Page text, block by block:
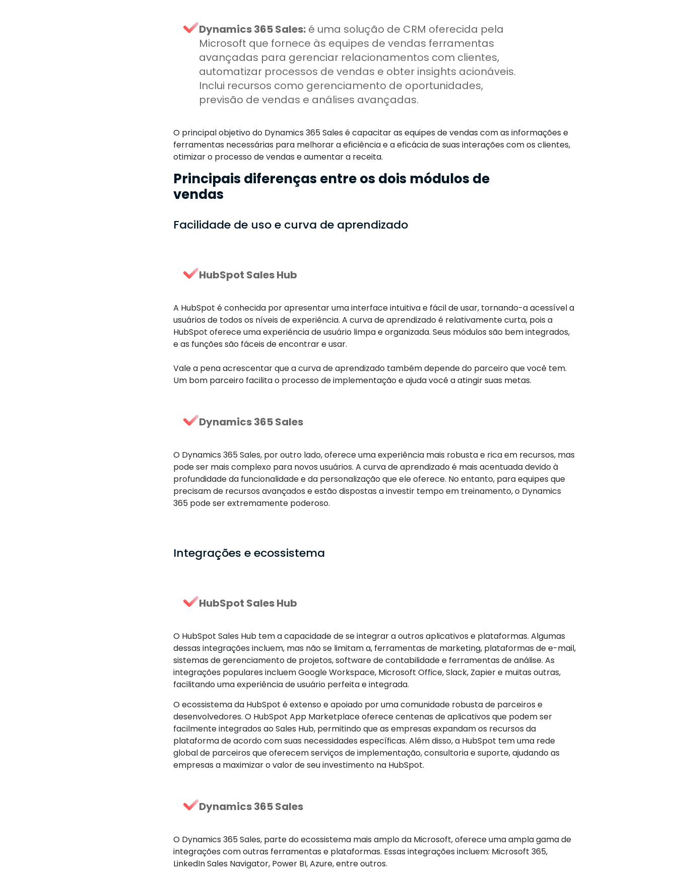
Dynamics 365 Sales: é uma solução de CRM oferecida pela
Microsoft que fornece às equipes de vendas ferramentas
avançadas para gerenciar relacionamentos com clientes,
automatizar processos de vendas e obter insights acionáveis.
Inclui recursos como gerenciamento de oportunidades,
previsão de vendas e análises avançadas.
O principal objetivo do Dynamics 365 Sales é capacitar as equipes de vendas com as informações e
ferramentas necessárias para melhorar a eficiência e a eficácia de suas interações com os clientes,
otimizar o processo de vendas e aumentar a receita.
Principais diferenças entre os dois módulos de
vendas
Facilidade de uso e curva de aprendizado
HubSpot Sales Hub
A HubSpot é conhecida por apresentar uma interface intuitiva e fácil de usar, tornando-a acessível a
usuários de todos os níveis de experiência. A curva de aprendizado é relativamente curta, pois a
HubSpot oferece uma experiência de usuário limpa e organizada. Seus módulos são bem integrados,
e as funções são fáceis de encontrar e usar.
Vale a pena acrescentar que a curva de aprendizado também depende do parceiro que você tem.
Um bom parceiro facilita o processo de implementação e ajuda você a atingir suas metas.
Dynamics 365 Sales
O Dynamics 365 Sales, por outro lado, oferece uma experiência mais robusta e rica em recursos, mas
pode ser mais complexo para novos usuários. A curva de aprendizado é mais acentuada devido à
profundidade da funcionalidade e da personalização que ele oferece. No entanto, para equipes que
precisam de recursos avançados e estão dispostas a investir tempo em treinamento, o Dynamics
365 pode ser extremamente poderoso.
Integrações e ecossistema
HubSpot Sales Hub
O HubSpot Sales Hub tem a capacidade de se integrar a outros aplicativos e plataformas. Algumas
dessas integrações incluem, mas não se limitam a, ferramentas de marketing, plataformas de e-mail,
sistemas de gerenciamento de projetos, software de contabilidade e ferramentas de análise. As
integrações populares incluem Google Workspace, Microsoft Office, Slack, Zapier e muitas outras,
facilitando uma experiência de usuário perfeita e integrada.
O ecossistema da HubSpot é extenso e apoiado por uma comunidade robusta de parceiros e
desenvolvedores. O HubSpot App Marketplace oferece centenas de aplicativos que podem ser
facilmente integrados ao Sales Hub, permitindo que as empresas expandam os recursos da
plataforma de acordo com suas necessidades específicas. Além disso, a HubSpot tem uma rede
global de parceiros que oferecem serviços de implementação, consultoria e suporte, ajudando as
empresas a maximizar o valor de seu investimento na HubSpot.
Dynamics 365 Sales
O Dynamics 365 Sales, parte do ecossistema mais amplo da Microsoft, oferece uma ampla gama de
integrações com outras ferramentas e plataformas. Essas integrações incluem: Microsoft 365,
LinkedIn Sales Navigator, Power BI, Azure, entre outros.